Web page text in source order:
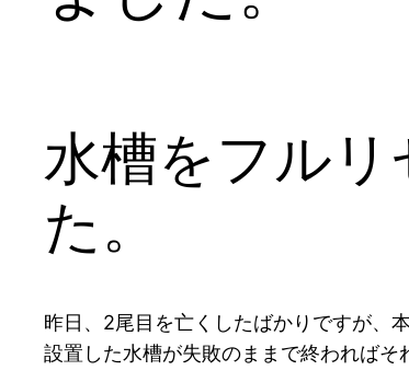
水槽をフル
た。
昨日、2尾目を亡くしたばかりですが、
設置した水槽が失敗のままで終われば